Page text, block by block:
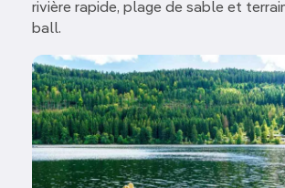
rivière rapide, plage de sable et
ball.
Image